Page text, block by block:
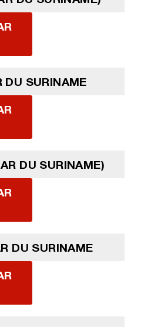
DU SURINAME
DU SURINAME)
DU SURINAME